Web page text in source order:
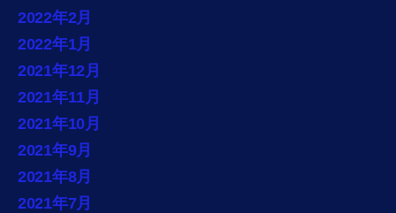
2022年2月
2022年1月
2021年12月
2021年11月
2021年10月
2021年9月
2021年8月
2021年7月